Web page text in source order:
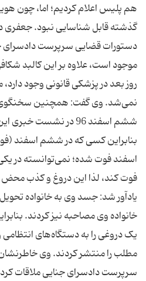
هم پلیس اعلام کردیم؛ اما، چون
گذشته قابل شناسایی نبود. جعفری
موجود است، علاوه بر این کالبد
روز بعد در پزشکی قانونی وجود
نمی‌شد. وی گفت: همچنین سخنگوی
ششم اسفند 96 در نشست
بنابراین کسی که در ششم اسفند
اسفند فوت شده؛ نمی‌توانسته در
فوت کند، لذا این دروغ و کذب
یادآور شد: جسد وی به خانواده
خانواده وی مصاحبه نیز کردند.
یک دروغی را به دستگاه‌های
مطلب را منتشر کردند. وی خاطرنشان
سرپرست دادسرای جنایی ملاقات